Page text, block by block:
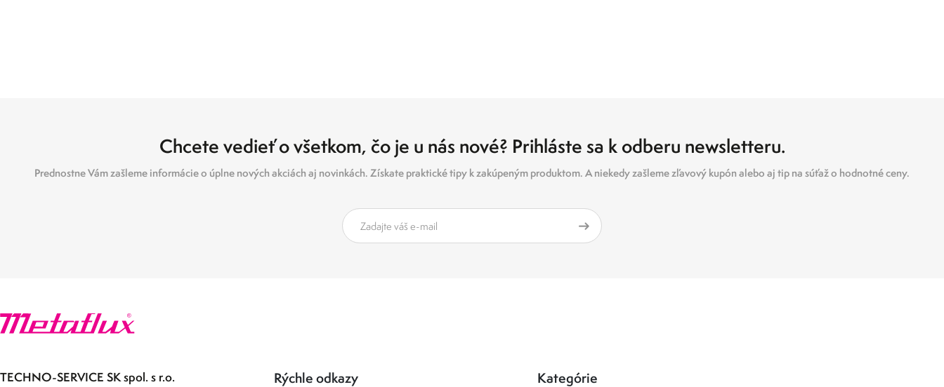
Chcete vedieť o všetkom, čo je u nás nové? Prihláste sa k odberu newsletteru.
Prednostne Vám zašleme informácie o úplne nových akciách aj novinkách. Získate praktické tipy k zakúpeným produktom. A niekedy zašleme zľavový kupón alebo aj tip na súťaž o hodnotné ceny.
TECHNO-SERVICE SK spol. s r.o. Rýchle odkazy Kategórie